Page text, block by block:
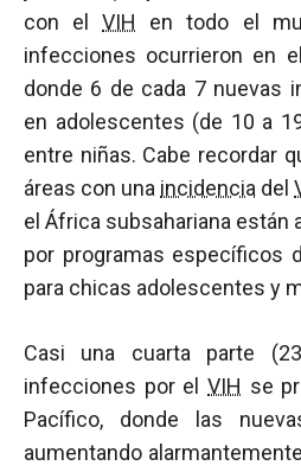
con elVIH
en todo el
infecciones ocurrieron en
donde 6 de cada 7 nuevas
en adolescentes (de 10 a
entre niñas. Cabe recordar
áreas con una incidencia del
el África subsahariana
por programas específicos
para chicas adolescentes y
Casi una cuarta parte
infecciones por el VIH se
Pacífico, donde las
aumentando